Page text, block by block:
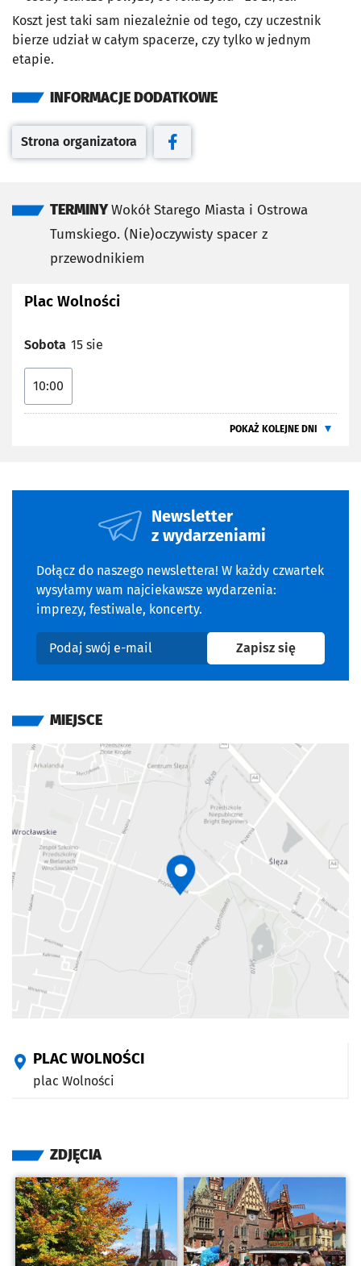
Koszt jest taki sam niezależnie od tego, czy uczestnik
bierze udział w całym spacerze, czy tylko w jednym
etapie.
INFORMACJE DODATKOWE
Otwiera się w nowej karcie
Strona organizatora
Otwiera się w nowej karcie
TERMINYWokół Starego Miasta i Ostrowa
Tumskiego. (Nie)oczywisty spacer z
przewodnikiem
Plac Wolności
Sobota 15 sie
10:00
POKAŻ KOLEJNE DNI
Newsletter
z wydarzeniami
Dołącz do naszego newslettera! W każdy czwartek
wysyłamy wam najciekawsze wydarzenia:
imprezy, festiwale, koncerty.
Podaj swój e-mail
Zapisz sięna
MIEJSCE
PLAC WOLNOŚCI
plac Wolności
ZDJĘCIA
Kliknij, aby powiększyć Kliknij, aby powiększyć